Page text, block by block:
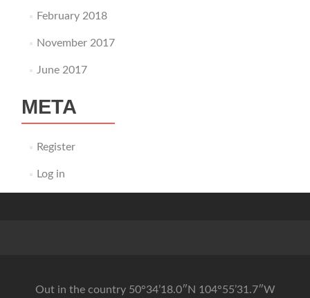
February 2018
November 2017
June 2017
META
Register
Log in
Out in the country 50°34’18.0″N 104°55’31.7″W